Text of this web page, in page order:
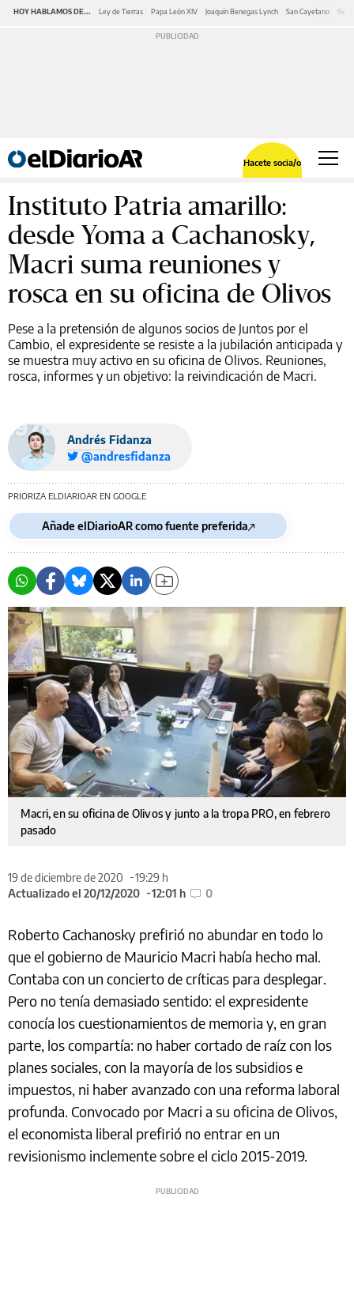
HOY HABLAMOS DE... Ley de Tierras Papa León XIV Joaquín Benegas Lynch San Cayetano
Hacete socia/o
Instituto Patria amarillo:
desde Yoma a Cachanosky,
Macri suma reuniones y
rosca en su oficina de Olivos
Pese a la pretensión de algunos socios de Juntos por el
Cambio, el expresidente se resiste a la jubilación anticipada y
se muestra muy activo en su oficina de Olivos. Reuniones,
rosca, informes y un objetivo: la reivindicación de Macri.
Andrés Fidanza
@andresfidanza
PRIORIZA ELDIARIOAR EN GOOGLE
Añade elDiarioAR como fuente preferida
Macri, en su oficina de Olivos y junto a la tropa PRO, en febrero
pasado
19 de diciembre de 2020
19:29 h
Actualizado el 20/12/2020
12:01 h 0
Roberto Cachanosky prefirió no abundar en todo lo
que el gobierno de Mauricio Macri había hecho mal.
Contaba con un concierto de críticas para desplegar.
Pero no tenía demasiado sentido: el expresidente
conocía los cuestionamientos de memoria y, en gran
parte, los compartía: no haber cortado de raíz con los
planes sociales, con la mayoría de los subsidios e
impuestos, ni haber avanzado con una reforma laboral
profunda. Convocado por Macri a su oficina de Olivos,
el economista liberal prefirió no entrar en un
revisionismo inclemente sobre el ciclo 2015-2019.